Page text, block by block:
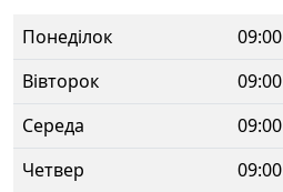
Понеділок 09:00
Вівторок
09:00
Середа
09:00
Четвер
09:00